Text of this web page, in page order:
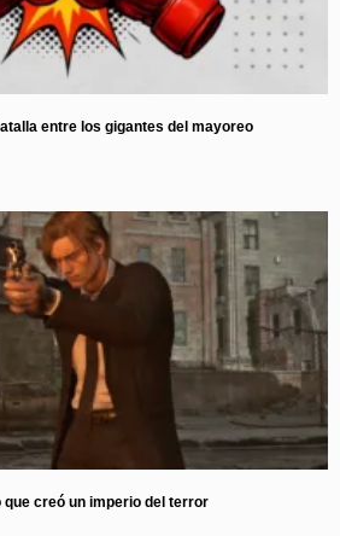
entre los gigantes del mayoreo
que creó un imperio del terror